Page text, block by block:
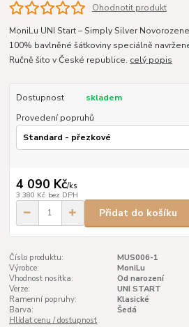
Ohodnotit produkt
MoniLu UNI Start – Simply Silver
100% bavlněné šátkoviny speciálně
Ručně šito v České republice. celý popis
Dostupnost
skladem
Provedení popruhů
4 090 Kč/ks
3 380 Kč bez DPH
Přidat do košíku
Číslo produktu:
MUS006-1
Výrobce:
MoniLu
Vhodnost nosítka:
Od narození
Verze:
UNI START
Ramenní popruhy:
Klasické
Barva:
Šedá
Hlídat cenu / dostupnost